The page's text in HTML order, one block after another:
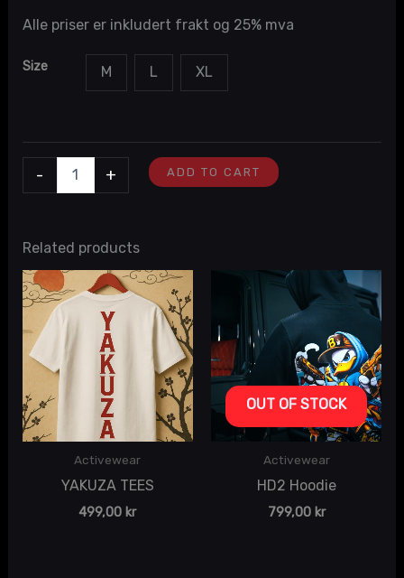
Alle priser er inkludert frakt og 25% mva
Size M L XL
- + ADD TO CART
Related products
Activewear
YAKUZA TEES
499,00 kr
OUT OF STOCK
Activewear
HD2 Hoodie
799,00 kr